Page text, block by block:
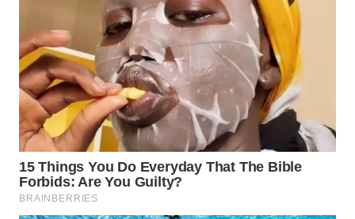
ADVOKAT
WAHANA
INFRASTRUKTUR
WAHANA
KONSUMEN
WAHANA